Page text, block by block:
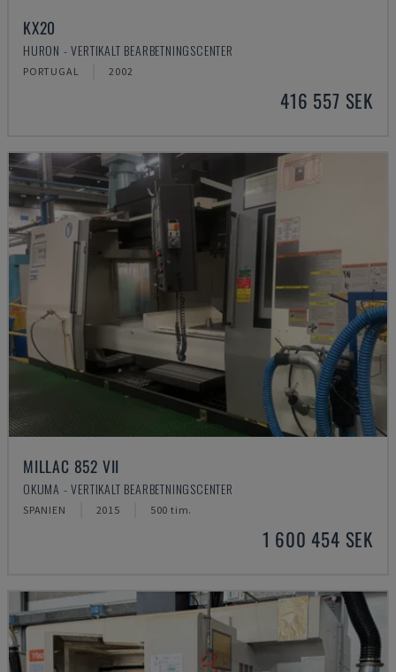
KX20
HURON - VERTIKALT BEARBETNINGSCENTER
PORTUGAL 2002
416 557 SEK
MILLAC 852 VII
OKUMA - VERTIKALT BEARBETNINGSCENTER
SPANIEN 2015 500 tim.
1 600 454 SEK